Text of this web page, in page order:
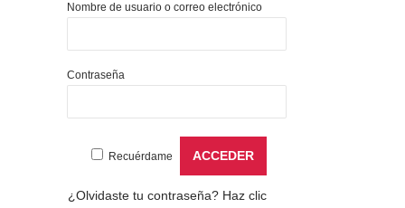
Nombre de usuario o correo electrónico
Contraseña
Recuérdame
¿Olvidaste tu contraseña? Haz clic